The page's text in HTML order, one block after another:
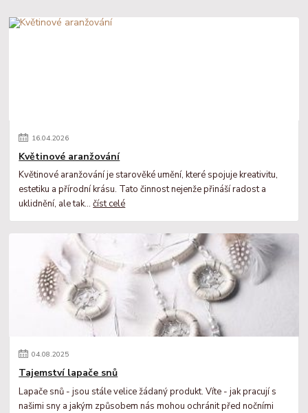
16.04.2026
Květinové aranžování
Květinové aranžování je starověké umění, které spojuje kreativitu,
estetiku a přírodní krásu. Tato činnost nejenže přináší radost a
uklidnění, ale tak...číst celé
04.08.2025
Tajemství lapače snů
Lapače snů - jsou stále velice žádaný produkt. Víte - jak pracují s
našimi sny a jakým způsobem nás mohou ochránit před nočními